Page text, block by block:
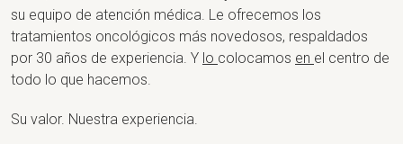
su equipo de atención médica. Le ofrecemos los
tratamientos oncológicos más novedosos, respaldados
por 30 años de experiencia. Y lo colocamos en el centro de
todo lo que hacemos.
Su valor. Nuestra experiencia.